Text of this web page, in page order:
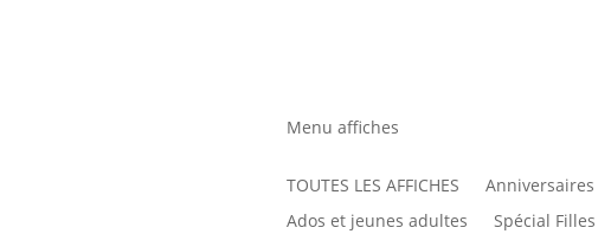
Menu affiches
TOUTES LES AFFICHES Anniversaires
Ados et jeunes adultes
Spécial Filles